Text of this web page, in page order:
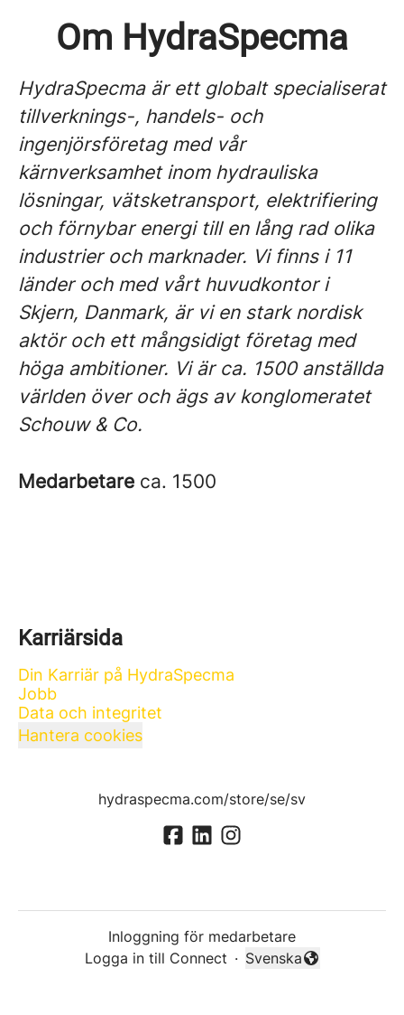
Om HydraSpecma
HydraSpecma är ett globalt specialiserat
tillverknings-, handels- och
ingenjörsföretag med vår
kärnverksamhet inom hydrauliska
lösningar, vätsketransport, elektrifiering
och förnybar energi till en lång rad olika
industrier och marknader. Vi finns i 11
länder och med vårt huvudkontor i
Skjern, Danmark, är vi en stark nordisk
aktör och ett mångsidigt företag med
höga ambitioner. Vi är ca. 1500 anställda
världen över och ägs av konglomeratet
Schouw & Co.
Medarbetare ca. 1500
Karriärsida
Din Karriär på HydraSpecma
Jobb
Data och integritet
Hantera cookies
hydraspecma.com/store/se/sv
Inloggning för medarbetare
Logga in till Connect ·
Byt språk
Svenska